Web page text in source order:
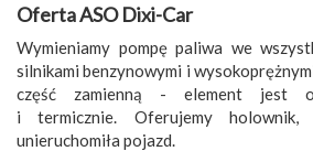
Oferta ASO Dixi-Car
Wymieniamy pompę paliwa we
silnikami benzynowymi i
część zamienną - element jest
i termicznie. Oferujemy
unieruchomiła pojazd.